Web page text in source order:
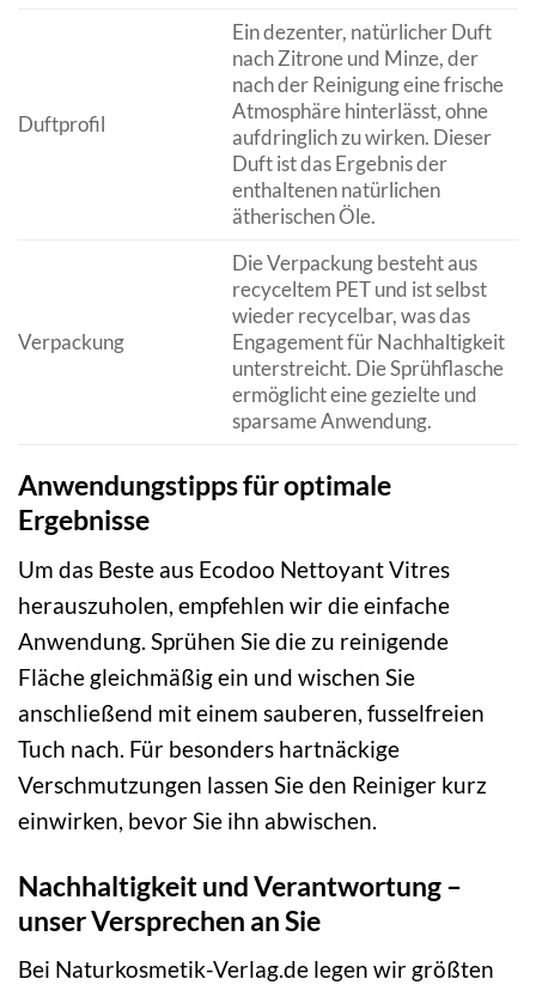
Duftprofil
Ein dezenter, natürlicher Duft
nach Zitrone und Minze, der
nach der Reinigung eine frische
Atmosphäre hinterlässt, ohne
aufdringlich zu wirken. Dieser
Duft ist das Ergebnis der
enthaltenen natürlichen
ätherischen Öle.
Verpackung
Die Verpackung besteht aus
recyceltem PET und ist selbst
wieder recycelbar, was das
Engagement für Nachhaltigkeit
unterstreicht. Die Sprühflasche
ermöglicht eine gezielte und
sparsame Anwendung.
Anwendungstipps für optimale
Ergebnisse
Um das Beste aus Ecodoo Nettoyant Vitres
herauszuholen, empfehlen wir die einfache
Anwendung. Sprühen Sie die zu reinigende
Fläche gleichmäßig ein und wischen Sie
anschließend mit einem sauberen, fusselfreien
Tuch nach. Für besonders hartnäckige
Verschmutzungen lassen Sie den Reiniger kurz
einwirken, bevor Sie ihn abwischen.
Nachhaltigkeit und Verantwortung –
unser Versprechen an Sie
Bei Naturkosmetik-Verlag.de legen wir größten